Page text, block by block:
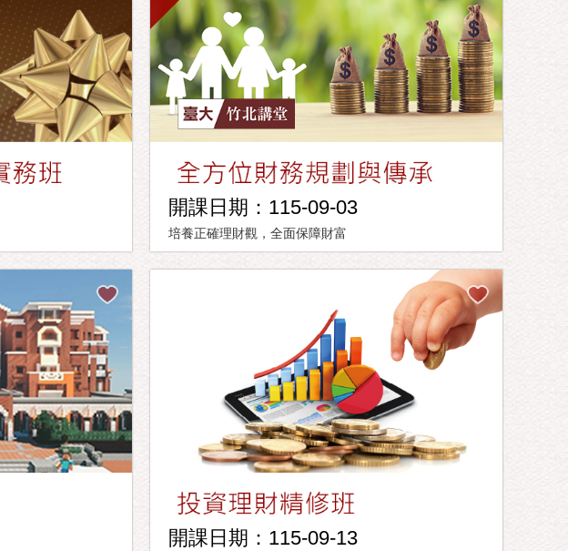
開課日期：115-09-03
培養正確理財觀，全面保障財富
開課日期：115-09-13